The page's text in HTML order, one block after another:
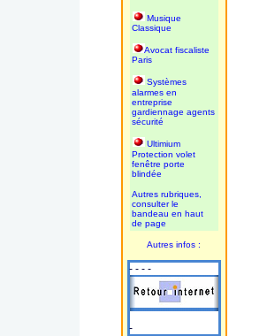
Musique
Classique
Avocat fiscaliste
Paris
Systèmes
alarmes en
entreprise
gardiennage agents
sécurité
Ultimium
Protection volet
fenêtre porte
blindée
Autres rubriques,
consulter le
bandeau en haut
de page
Autres infos :
- - - -
-